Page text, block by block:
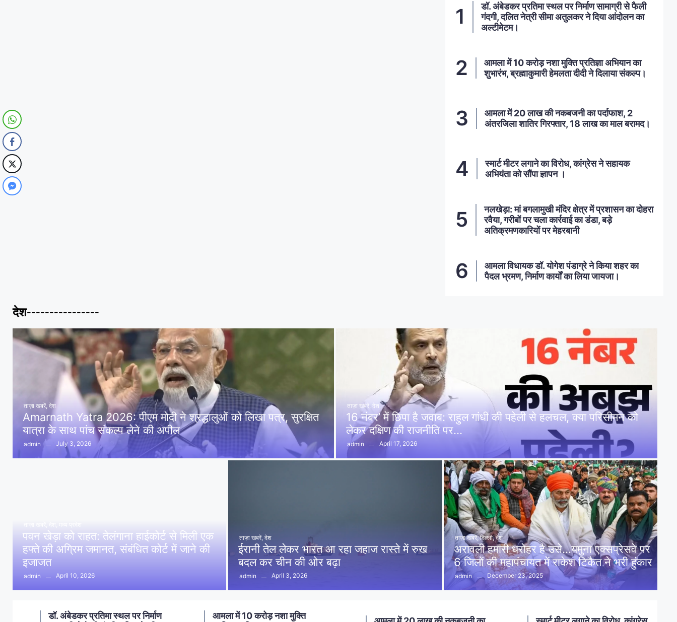
डॉ. अंबेडकर प्रतिमा स्थल पर निर्माण सामाग्री से फैली
गंदगी, दलित नेत्री सीमा अतुलकर ने दिया आंदोलन का
अल्टीमेटम।
आमला में 10 करोड़ नशा मुक्ति प्रतिज्ञा अभियान का
शुभारंभ, ब्रह्माकुमारी हेमलता दीदी ने दिलाया संकल्प।
आमला में 20 लाख की नकबजनी का पर्दाफाश, 2
अंतरजिला शातिर गिरफ्तार, 18 लाख का माल बरामद।
स्मार्ट मीटर लगाने का विरोध, कांग्रेस ने सहायक
अभियंता को सौंपा ज्ञापन ।
नलखेड़ा: मां बगलामुखी मंदिर क्षेत्र में प्रशासन का दोहरा
रवैया, गरीबों पर चला कार्रवाई का डंडा, बड़े
अतिक्रमणकारियों पर मेहरबानी
आमला विधायक डॉ. योगेश पंडाग्रे ने किया शहर का
पैदल भ्रमण, निर्माण कार्यों का लिया जायजा।
देश----------------
ताज़ा खबरें देश
Amarnath Yatra 2026: पीएम मोदी ने श्रद्धालुओं को लिखा पत्र, सुरक्षित
यात्रा के साथ पांच संकल्प लेने की अपील
admin July 3, 2026
ताज़ा खबरें देश
16 नंबर’ में छिपा है जवाब: राहुल गांधी की पहेली से हलचल, क्या परिसीमन को
लेकर दक्षिण की राजनीति पर…
admin April 17, 2026
पवन खेड़ा को राहत: तेलंगाना हाईकोर्ट से मिली एक
हफ्ते की अग्रिम जमानत, संबंधित कोर्ट में जाने की
इजाजत
admin April 10, 2026
ताज़ा खबरें, देश
ईरानी तेल लेकर भारत आ रहा जहाज रास्ते में रुख
बदल कर चीन की ओर बढ़ा
admin April 3, 2026
ताज़ा खबरें, दिल्ली, देश
अरावली हमारी धरोहर है उसे…यमुना एक्सप्रेसवे पर
6 जिलों की महापंचायत में राकेश टिकैत ने भरी हुंकार
admin December 23, 2025
आमला में 10 करोड़ नशा मुक्ति
नलखेड़ा: मां बगलामुखी मंदिर क्षेत्र में